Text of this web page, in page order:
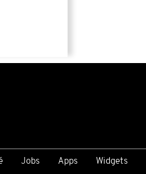
Jobs Apps Widgets